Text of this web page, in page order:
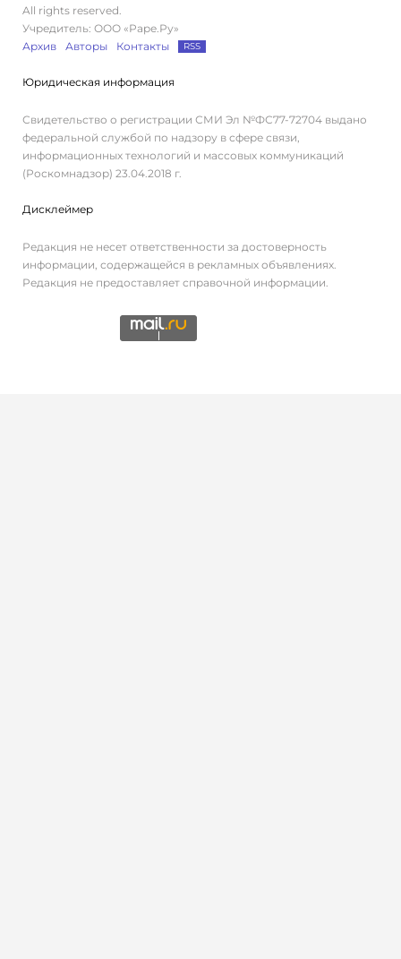
All rights reserved.
Учредитель: ООО «Раре.Ру»
Архив
Авторы Контакты RSS
Юридическая информация
Свидетельство о регистрации СМИ Эл №ФС77-72704 выдано
федеральной службой по надзору в сфере связи,
информационных технологий и массовых коммуникаций
(Роскомнадзор) 23.04.2018 г.
Дисклеймер
Редакция не несет ответственности за достоверность
информации, содержащейся в рекламных объявлениях.
Редакция не предоставляет справочной информации.